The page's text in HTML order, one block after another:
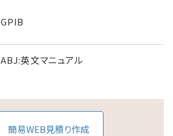
GPIB
ABJ:英文マニュアル
簡易WEB見積り作成